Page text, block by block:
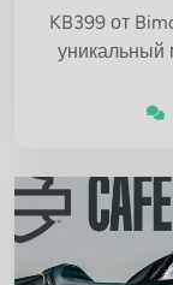
KB399 от
уникальный